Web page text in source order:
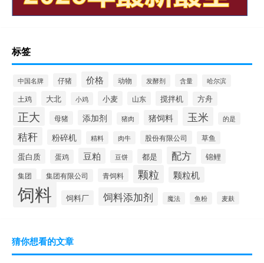
标签
中国名牌 仔猪 价格 动物 发酵剂 含量 哈尔滨
土鸡 大北 小鸡 小麦 山东 搅拌机 方舟
正大 母猪 添加剂 猪肉 猪饲料 玉米 的是
秸秆 粉碎机 精料 肉牛 股份有限公司 草鱼
蛋白质 蛋鸡 豆粕 豆饼 都是 配方 锦鲤
集团 集团有限公司 青饲料 颗粒 颗粒机
饲料 饲料厂 饲料添加剂 魔法 鱼粉 麦麸
猜你想看的文章